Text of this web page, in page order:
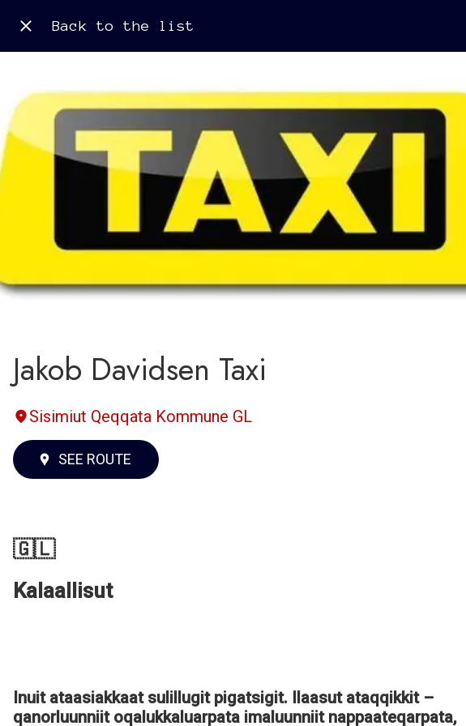
Back to the list
Jakob Davidsen Taxi
Sisimiut Qeqqata Kommune GL
SEE ROUTE
🇬🇱
Kalaallisut
Inuit ataasiakkaat sulillugit pigatsigit. Ilaasut ataqqikkit –
qanorluunniit oqalukkaluarpata imaluunniit nappaateqarpata,